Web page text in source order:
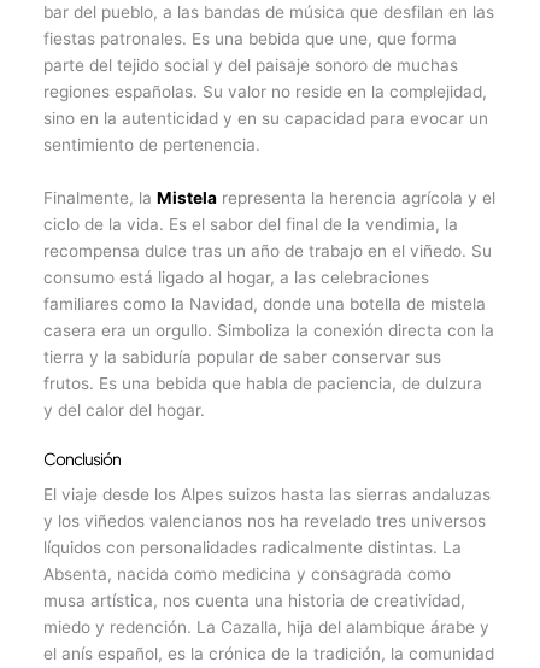
bar del pueblo, a las bandas de música que desfilan en las
fiestas patronales. Es una bebida que une, que forma
parte del tejido social y del paisaje sonoro de muchas
regiones españolas. Su valor no reside en la complejidad,
sino en la autenticidad y en su capacidad para evocar un
sentimiento de pertenencia.
Finalmente, laMistela representa la herencia agrícola y el
ciclo de la vida. Es el sabor del final de la vendimia, la
recompensa dulce tras un año de trabajo en el viñedo. Su
consumo está ligado al hogar, a las celebraciones
familiares como la Navidad, donde una botella de mistela
casera era un orgullo. Simboliza la conexión directa con la
tierra y la sabiduría popular de saber conservar sus
frutos. Es una bebida que habla de paciencia, de dulzura
y del calor del hogar.
Conclusión
El viaje desde los Alpes suizos hasta las sierras andaluzas
y los viñedos valencianos nos ha revelado tres universos
líquidos con personalidades radicalmente distintas. La
Absenta, nacida como medicina y consagrada como
musa artística, nos cuenta una historia de creatividad,
miedo y redención. La Cazalla, hija del alambique árabe y
el anís español, es la crónica de la tradición, la comunidad